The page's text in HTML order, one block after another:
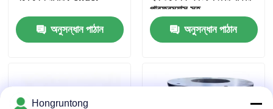
কারখানা ভ্রমণ
উদ্ধৃতির জন্য আবেদন
অনুসন্ধান পাঠান
পারফরম্যান্স সহ
অনুসন্ধান পাঠান
Hongruntong